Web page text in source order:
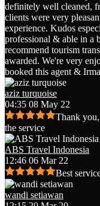
definitely well cleaned,
clients were very
experience. Kudos
professional & able in a
recommend tourism
awarded. We're very
booked this agent &
aziz turquoise
04:35 08 May 22
Thank
the service
ABS Travel Indonesia
12:46 06 Mar 22
Best
wandi setiawan